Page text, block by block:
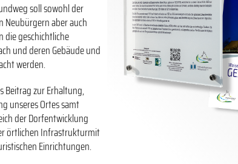
soll sowohl der
Neubürgern aber auch
die geschichtliche
und deren Gebäude und
werden.
Beitrag zur Erhaltung,
unseres Ortes samt
der Dorfentwicklung
örtlichen Infrastrukturmit
Einrichtungen.